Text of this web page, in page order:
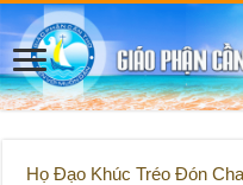
Họ Đạo Khúc Tréo Đón